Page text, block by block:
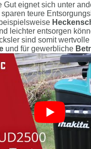
Gut eignet sich unter
sparen teure
leichter entsorgen
sind somit
und für gewerbliche